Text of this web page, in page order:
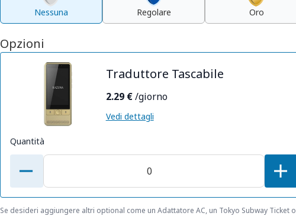
Nessuna Regolare Oro
Opzioni
Traduttore Tascabile
2.29 €/giorno
Vedi dettagli
Quantità
Se desideri aggiungere altri optional come un Adattatore AC, un Tokyo Subway Ticket o